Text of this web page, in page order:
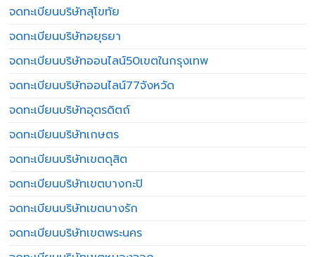
จดทะเบียนบริษัทสุโขทัย
จดทะเบียนบริษัทอยุธยา
จดทะเบียนบริษัทออนไลน์50เขตในกรุงเทพ
จดทะเบียนบริษัทออนไลน์77จังหวัด
จดทะเบียนบริษัทอุตรดิตถ์
จดทะเบียนบริษัทเกษตร
จดทะเบียนบริษัทเขตดุสิต
จดทะเบียนบริษัทเขตบางกะปิ
จดทะเบียนบริษัทเขตบางรัก
จดทะเบียนบริษัทเขตพระนคร